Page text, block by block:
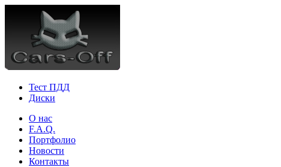
Тест ПДД
Диски
О нас
F.A.Q.
Портфолио
Новости
Контакты